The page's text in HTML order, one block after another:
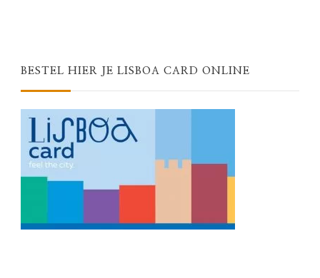
BESTEL HIER JE LISBOA CARD ONLINE